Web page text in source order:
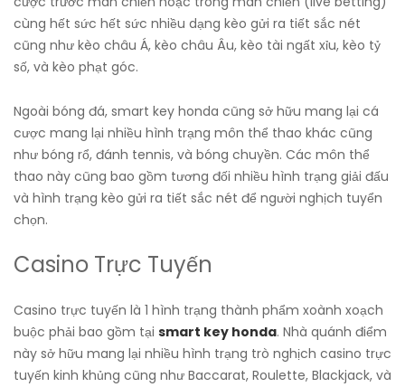
cùng hết sức hết sức nhiều dạng kèo gửi ra tiết sắc nét
cũng như kèo châu Á, kèo châu Âu, kèo tài ngất xỉu, kèo tỷ
số, và kèo phạt góc.
Ngoài bóng đá, smart key honda cũng sở hữu mang lại cá
cược mang lại nhiều hình trạng môn thể thao khác cũng
như bóng rổ, đánh tennis, và bóng chuyền. Các môn thể
thao này cũng bao gồm tương đối nhiều hình trạng giải đấu
và hình trạng kèo gửi ra tiết sắc nét để người nghịch tuyển
chọn.
Casino Trực Tuyến
Casino trực tuyến là 1 hình trạng thành phẩm xoành xoạch
buộc phải bao gồm tại smart key honda. Nhà quánh điểm
này sở hữu mang lại nhiều hình trạng trò nghịch casino trực
tuyến kinh khủng cũng như Baccarat, Roulette, Blackjack, và